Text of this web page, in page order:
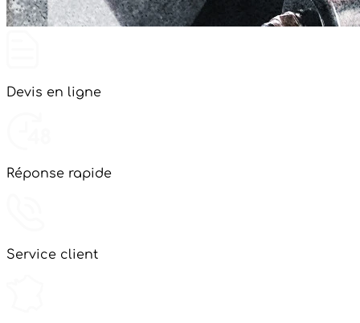
Devis en ligne
Réponse rapide
Service client